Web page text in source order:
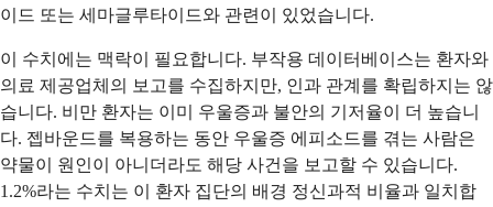
이드 또는 세마글루타이드와 관련이 있었습니다.
이 수치에는 맥락이 필요합니다. 부작용 데이터베이스는 환자와
의료 제공업체의 보고를 수집하지만, 인과 관계를 확립하지는 않
습니다. 비만 환자는 이미 우울증과 불안의 기저율이 더 높습니
다. 젭바운드를 복용하는 동안 우울증 에피소드를 겪는 사람은
약물이 원인이 아니더라도 해당 사건을 보고할 수 있습니다.
1.2%라는 수치는 이 환자 집단의 배경 정신과적 비율과 일치합